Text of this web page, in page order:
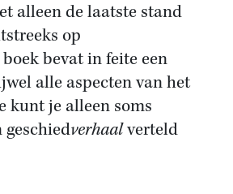
alleen de laatste stand
op
bevat in feite een
alle aspecten van het
kunt je alleen soms
geschiedverhaalverteld